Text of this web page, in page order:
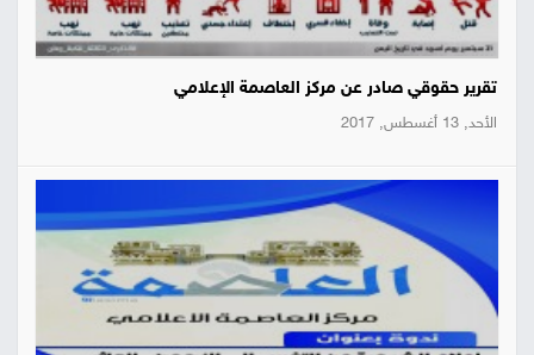
تقرير حقوقي صادر عن مركز العاصمة الإعلامي
الأحد, 13 أغسطس, 2017